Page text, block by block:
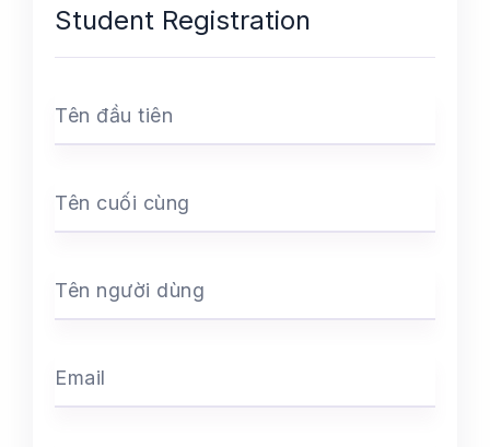
Student Registration
Tên đầu tiên
Tên cuối cùng
Tên người dùng
Email